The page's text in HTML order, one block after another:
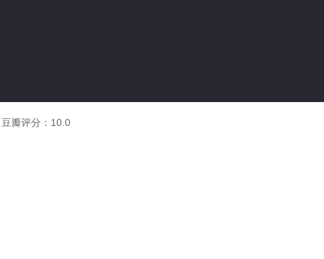
豆瓣评分： 10.0